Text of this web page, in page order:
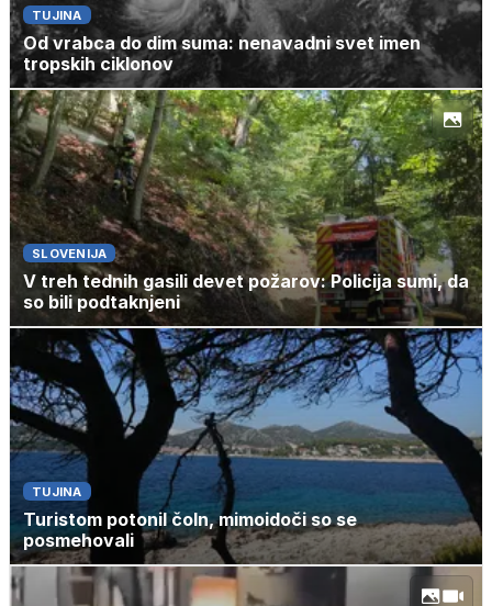
TUJINA
Od vrabca do dim suma: nenavadni svet imen
tropskih ciklonov
SLOVENIJA
V treh tednih gasili devet požarov: Policija sumi, da
so bili podtaknjeni
TUJINA
Turistom potonil čoln, mimoidoči so se
posmehovali